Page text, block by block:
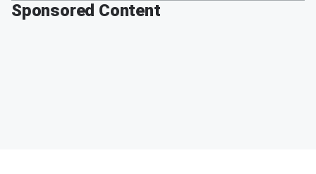
Sponsored Content